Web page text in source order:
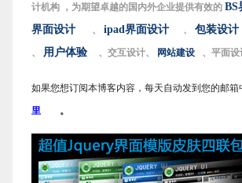
计机构 ，为期望卓越的国内外企业提供有效的 BS
界面设计
、 ipad界面设计 、 包装设计
、 用户体验 、交互设计、 网站建设 、平面设
如果您想订阅本博客内容，每天自动发到您的邮箱
里 。